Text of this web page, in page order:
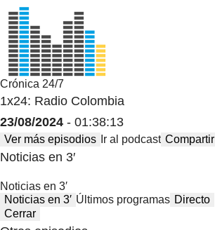
Crónica 24/7
1x24: Radio Colombia
23/08/2024 - 01:38:13
Ver más episodios Ir al podcast Compartir
Noticias en 3′
Noticias en 3′
Noticias en 3′ Últimos programas Directo
Cerrar